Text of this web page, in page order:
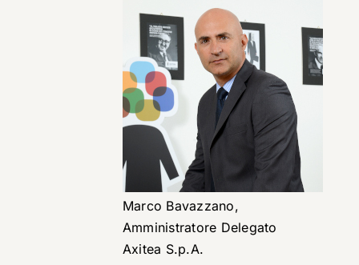
Marco Bavazzano,
Amministratore Delegato
Axitea S.p.A.